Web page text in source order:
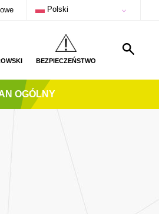
Polski
BEZPIECZEŃSTWO
OGÓLNY